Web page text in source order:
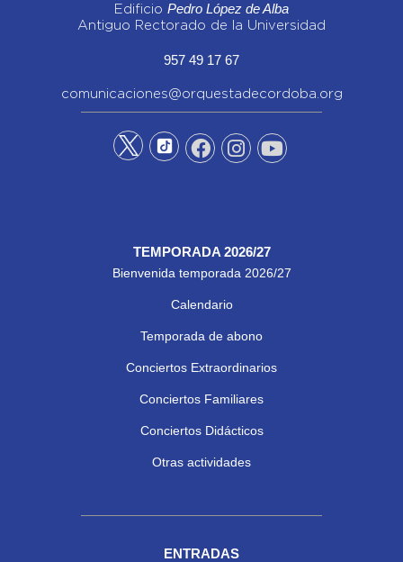
Edificio Pedro López de Alba
Antiguo Rectorado de la Universidad
957 49 17 67
comunicaciones@orquestadecordoba.org
TEMPORADA 2026/27
Bienvenida temporada 2026/27
Calendario
Temporada de abono
Conciertos Extraordinarios
Conciertos Familiares
Conciertos Didácticos
Otras actividades
ENTRADAS